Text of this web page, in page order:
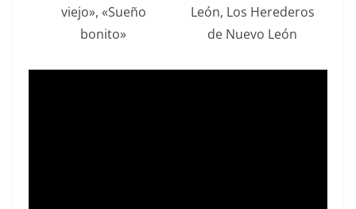
viejo», «Sueño
bonito»
León, Los Herederos
de Nuevo León